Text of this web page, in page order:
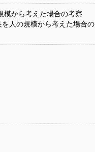
模から考えた場合の考察
を人の規模から考えた場合の